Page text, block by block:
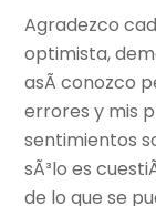
Agradezco
optimista,
asÃ­ conozco
errores y mis
sentimientos
sÃ³lo es
de lo que se